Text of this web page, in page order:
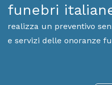
funebri
realizza un preventivo
e servizi delle onoranze